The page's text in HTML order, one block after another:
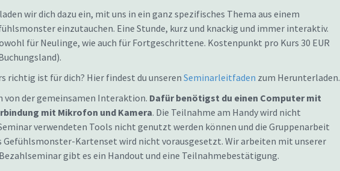
wir dich dazu ein, mit uns in ein ganz spezifisches Thema aus einem
einzutauchen. Eine Stunde, kurz und knackig und immer interaktiv.
für Neulinge, wie auch für Fortgeschrittene. Kostenpunkt pro Kurs 30 EUR
richtig ist für dich? Hier findest du unseren Seminarleitfaden zum Herunterladen.
von der gemeinsamen Interaktion. Dafür benötigst du einen Computer mit
mit Mikrofon und Kamera. Die Teilnahme am Handy wird nicht
verwendeten Tools nicht genutzt werden können und die Gruppenarbeit
Gefühlsmonster-Kartenset wird nicht vorausgesetzt. Wir arbeiten mit unserer
gibt es ein Handout und eine Teilnahmebestätigung.